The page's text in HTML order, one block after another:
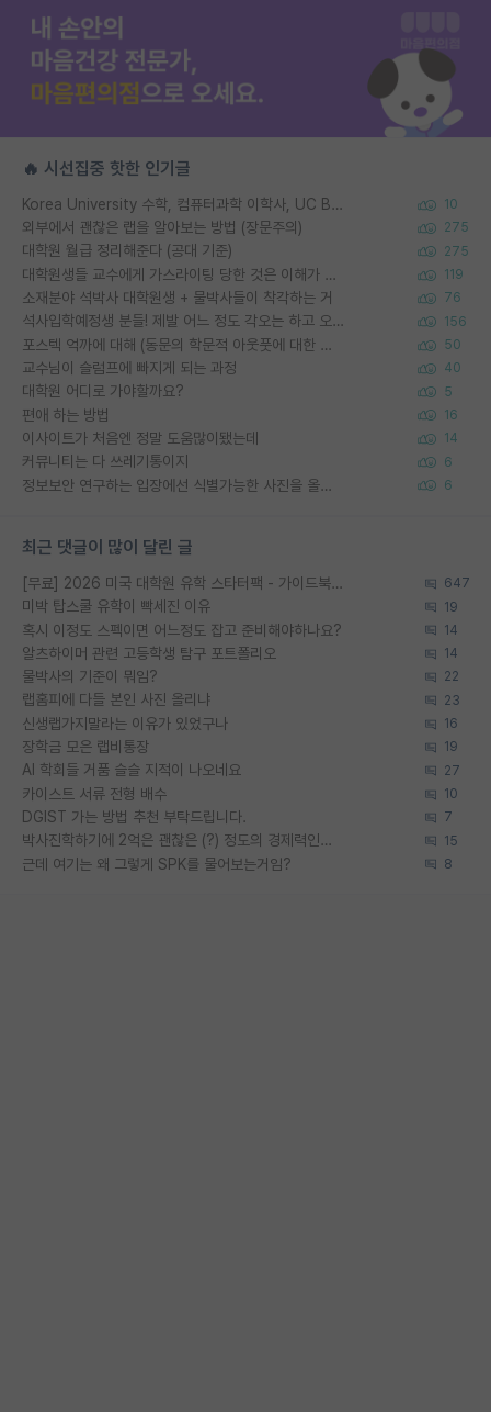
🔥 시선집중 핫한 인기글
Korea University 수학, 컴퓨터과학 이학사, UC Berkeley 산업공학 대학원 공학박사가 되는 것은 쉽지 않겠죠? 10
외부에서 괜찮은 랩을 알아보는 방법 (장문주의) 275
대학원 월급 정리해준다 (공대 기준) 275
대학원생들 교수에게 가스라이팅 당한 것은 이해가 갑니다. 안타깝네요. 119
소재분야 석박사 대학원생 + 물박사들이 착각하는 거 76
석사입학예정생 분들! 제발 어느 정도 각오는 하고 오세요. 156
포스텍 억까에 대해 (동문의 학문적 아웃풋에 대한 반박) 50
교수님이 슬럼프에 빠지게 되는 과정 40
대학원 어디로 가야할까요? 5
편애 하는 방법 16
이사이트가 처음엔 정말 도움많이됐는데 14
커뮤니티는 다 쓰레기통이지 6
정보보안 연구하는 입장에선 식별가능한 사진을 올리는건 비추이긴함 6
최근 댓글이 많이 달린 글
[무료] 2026 미국 대학원 유학 스타터팩 - 가이드북 & 합격자 컨택메일 템플릿 647
미박 탑스쿨 유학이 빡세진 이유 19
혹시 이정도 스펙이면 어느정도 잡고 준비해야하나요? 14
알츠하이머 관련 고등학생 탐구 포트폴리오 14
물박사의 기준이 뭐임? 22
랩홈피에 다들 본인 사진 올리냐 23
신생랩가지말라는 이유가 있었구나 16
장학금 모은 랩비통장 19
AI 학회들 거품 슬슬 지적이 나오네요 27
카이스트 서류 전형 배수 10
DGIST 가는 방법 추천 부탁드립니다. 7
박사진학하기에 2억은 괜찮은 (?) 정도의 경제력인가요 15
근데 여기는 왜 그렇게 SPK를 물어보는거임? 8